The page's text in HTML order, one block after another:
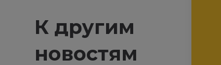
К другим
новостям